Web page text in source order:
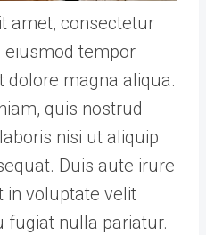
amet, consectetur
eiusmod tempor
dolore magna aliqua.
quis nostrud
nisi ut aliquip
Duis aute irure
in voluptate velit
fugiat nulla pariatur.